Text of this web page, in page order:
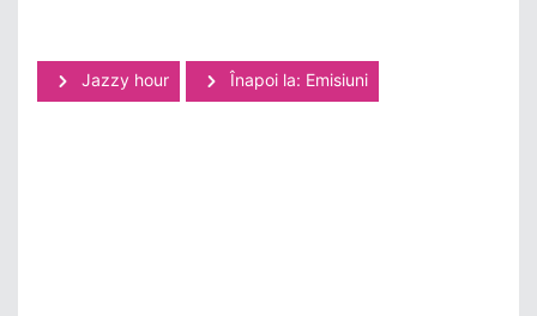
Jazzy hour Înapoi la: Emisiuni